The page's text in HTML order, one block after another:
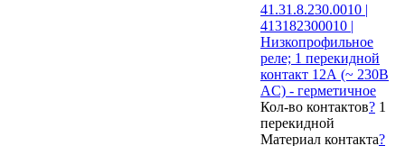
41.31.8.230.0010 |
413182300010 |
Низкопрофильное
реле; 1 перекидной
контакт 12А (~ 230В
AC) - герметичное
Кол-во контактов? 1
перекидной
Материал контакта?